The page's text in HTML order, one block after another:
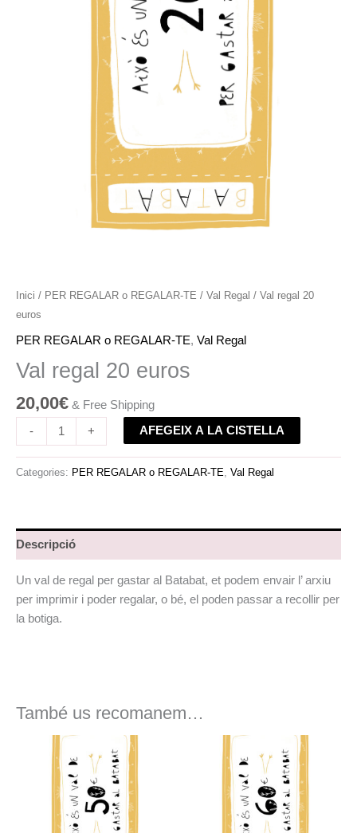
Inici / PER REGALAR o REGALAR-TE / Val Regal / Val regal 20
euros
PER REGALAR o REGALAR-TE, Val Regal
Val regal 20 euros
20,00€ & Free Shipping
- + AFEGEIX A LA CISTELLA
Categories: PER REGALAR o REGALAR-TE, Val Regal
Descripció
Un val de regal per gastar al Batabat, et podem envair l’ arxiu
per imprimir i poder regalar, o bé, el poden passar a recollir per
la botiga.
També us recomanem…